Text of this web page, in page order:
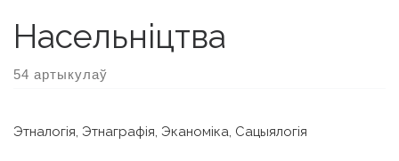
Насельніцтва
54 артыкулаў
Этналогія, Этнаграфія, Эканоміка, Сацыялогія